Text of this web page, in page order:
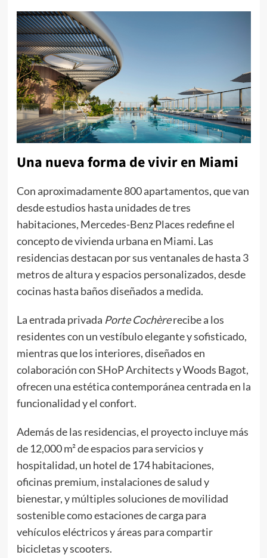
Una nueva forma de vivir en Miami
Con aproximadamente 800 apartamentos, que van
desde estudios hasta unidades de tres
habitaciones, Mercedes-Benz Places redefine el
concepto de vivienda urbana en Miami. Las
residencias destacan por sus ventanales de hasta 3
metros de altura y espacios personalizados, desde
cocinas hasta baños diseñados a medida.
La entrada privada Porte Cochèrerecibe a los
residentes con un vestíbulo elegante y sofisticado,
mientras que los interiores, diseñados en
colaboración con SHoP Architects y Woods Bagot,
ofrecen una estética contemporánea centrada en la
funcionalidad y el confort.
Además de las residencias, el proyecto incluye más
de 12,000 m² de espacios para servicios y
hospitalidad, un hotel de 174 habitaciones,
oficinas premium, instalaciones de salud y
bienestar, y múltiples soluciones de movilidad
sostenible como estaciones de carga para
vehículos eléctricos y áreas para compartir
bicicletas y scooters.